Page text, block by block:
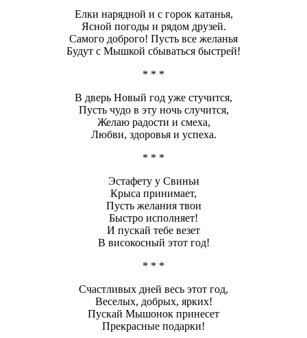
Елки нарядной и с горок катанья,
Ясной погоды и рядом друзей.
Самого доброго! Пусть все желанья
Будут с Мышкой сбываться быстрей!
* * *
В дверь Новый год уже стучится,
Пусть чудо в эту ночь случится,
Желаю радости и смеха,
Любви, здоровья и успеха.
* * *
Эстафету у Свиньи
Крыса принимает,
Пусть желания твои
Быстро исполняет!
И пускай тебе везет
В високосный этот год!
* * *
Счастливых дней весь этот год,
Веселых, добрых, ярких!
Пускай Мышонок принесет
Прекрасные подарки!